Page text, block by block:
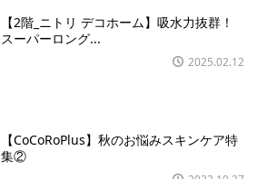
【2階_ニトリ デコホーム】吸水力抜群！
スーパーロング...
2025.02.12
【CoCoRoPlus】秋のお悩みスキンケア特
集②